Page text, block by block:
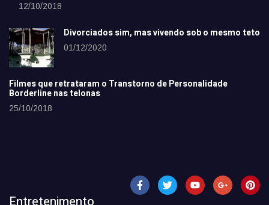
12/10/2018
Divorciados sim, mas vivendo sob o mesmo teto
01/12/2020
Filmes que retrataram o Transtorno de Personalidade
Borderline nas telonas
25/10/2018